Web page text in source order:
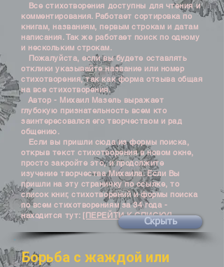
Все стихотворения доступны для чтения и
комментирования. Работает сортировка по
книгам, названиям, первым строкам и датам
написания. Так же работает поиск по одному
и нескольким строкам.
Пожалуйста, если вы будете оставлять
отклики указывайте название или номер
стихотворения, так как форма отзыва общая
на все стихотворения.
Автор - Михаил Мазель выражает
глубокую признательность всем кто
заинтересовался его творчеством и рад
общению.
Если вы пришли сюда из формы поиска,
открыв текст стихотворения в новом окне,
просто закройте это, и продолжите
изучение творчества Михаила. Если Вы
пришли на эту страничку по ссылке, то
список книг, стихотворений и формы поиска
по всем стихотворениям за 34 года -
находится тут: [ПЕРЕЙТИ К СПИСКУ]
Скрыть
Борьба с жаждой или